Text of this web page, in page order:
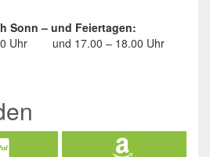
Sonn – und Feiertagen:
Uhr
und 17.00 – 18.00 Uhr